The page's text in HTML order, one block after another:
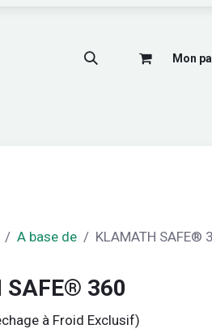
Mon
A base de KLAMATH SAFE®
SAFE® 360
à Froid Exclusif)